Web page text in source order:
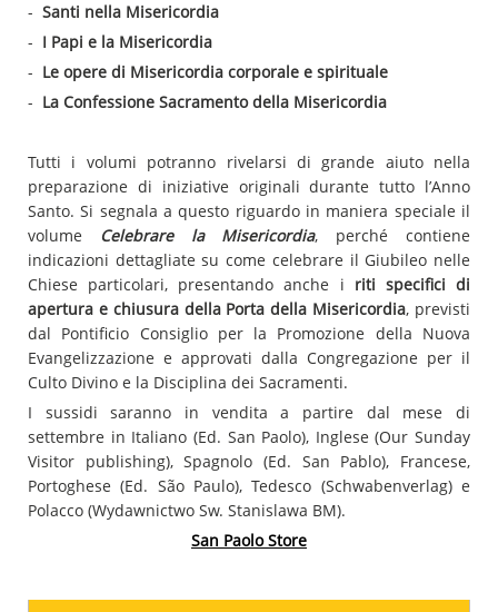
- Santi nella Misericordia
- I Papi e la Misericordia
- Le opere di Misericordia corporale e spirituale
- La Confessione Sacramento della Misericordia
Tutti i volumi potranno rivelarsi di grande aiuto nella
preparazione di iniziative originali durante tutto l’Anno
Santo. Si segnala a questo riguardo in maniera speciale il
volume Celebrare la Misericordia, perché contiene
indicazioni dettagliate su come celebrare il Giubileo nelle
Chiese particolari, presentando anche i riti specifici di
apertura e chiusura della Porta della Misericordia, previsti
dal Pontificio Consiglio per la Promozione della Nuova
Evangelizzazione e approvati dalla Congregazione per il
Culto Divino e la Disciplina dei Sacramenti.
I sussidi saranno in vendita a partire dal mese di
settembre in Italiano (Ed. San Paolo), Inglese (Our Sunday
Visitor publishing), Spagnolo (Ed. San Pablo), Francese,
Portoghese (Ed. São Paulo), Tedesco (Schwabenverlag) e
Polacco (Wydawnictwo Sw. Stanislawa BM).
San Paolo Store